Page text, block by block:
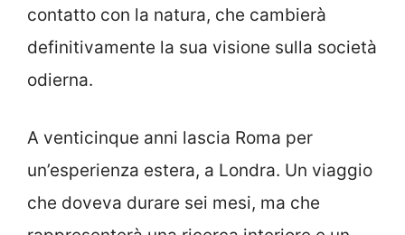
contatto con la natura, che cambierà
definitivamente la sua visione sulla società
odierna.
A venticinque anni lascia Roma per
un’esperienza estera, a Londra. Un viaggio
che doveva durare sei mesi, ma che